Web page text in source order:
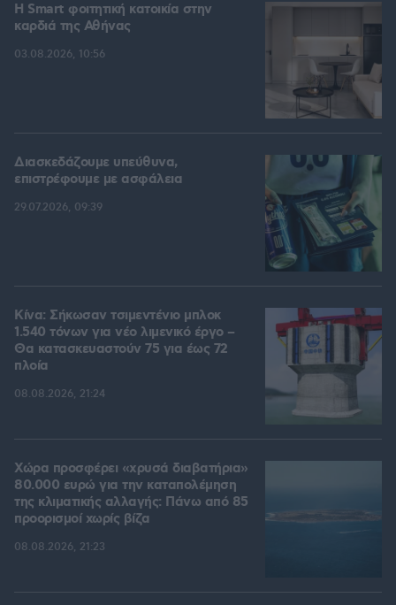
Η Smart φοιτητική κατοικία στην
καρδιά της Αθήνας
03.08.2026, 10:56
Διασκεδάζουμε υπεύθυνα,
επιστρέφουμε με ασφάλεια
29.07.2026, 09:39
Κίνα: Σήκωσαν τσιμεντένιο μπλοκ
1.540 τόνων για νέο λιμενικό έργο –
Θα κατασκευαστούν 75 για έως 72
πλοία
08.08.2026, 21:24
Χώρα προσφέρει «χρυσά διαβατήρια»
80.000 ευρώ για την καταπολέμηση
της κλιματικής αλλαγής: Πάνω από 85
προορισμοί χωρίς βίζα
08.08.2026, 21:23